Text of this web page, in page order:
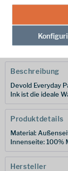
Hersteller-Nr.:
Beschreibung
Devold Everyday
Ink ist die ideale
Produktdetails
Material:
Innenseite: 100%
Hersteller